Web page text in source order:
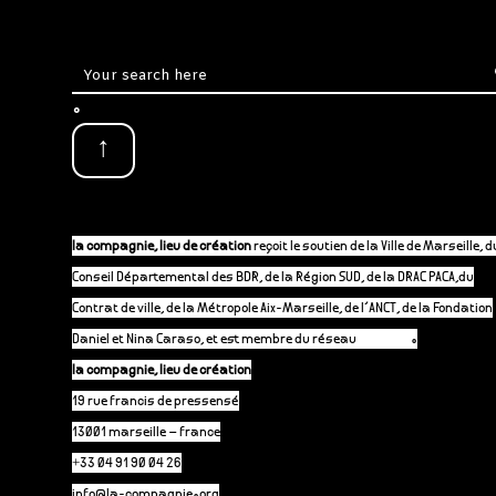
.
↑
la compagnie, lieu de créationreçoit le soutien de la Ville de Marseille,
Conseil Départemental des BDR, de la Région SUD, de la DRAC PACA,du
Contrat de ville, de la Métropole Aix-Marseille, de l’ANCT, de la Fondation
Daniel et Nina Caraso, et est membre du réseau .
la compagnie, lieu de création
19 rue francis de pressensé
13001 marseille – france
+33 04 91 90 04 26